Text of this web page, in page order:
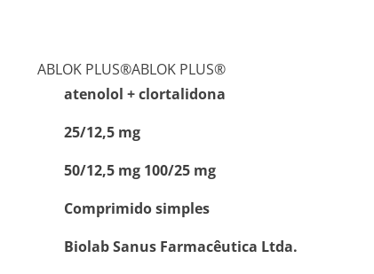
ABLOK PLUS®ABLOK PLUS®
atenolol + clortalidona
25/12,5 mg
50/12,5 mg 100/25 mg
Comprimido simples
Biolab Sanus Farmacêutica Ltda.